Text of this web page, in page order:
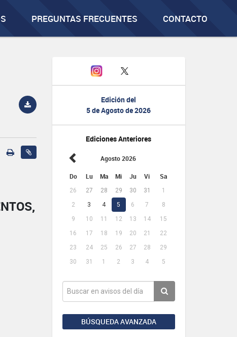
PREGUNTAS FRECUENTES CONTACTO
Edición del
5 de Agosto de 2026
Ediciones Anteriores
Agosto 2026
Do Lu Ma Mi Ju Vi Sa
26 27 28 29 30 31
1
2
3 4 5 6 7
8
9
10 11 12 13 14
15
16
17 18 19 20 21
22
23
24 25 26 27 28
29
30
31 1 2 3 4 5
BÚSQUEDA AVANZADA